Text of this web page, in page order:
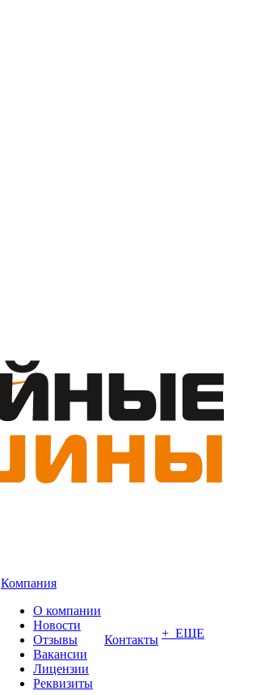
Компания
О компании
Новости
Отзывы
Вакансии
Лицензии
Реквизиты
Контакты + ЕЩЕ